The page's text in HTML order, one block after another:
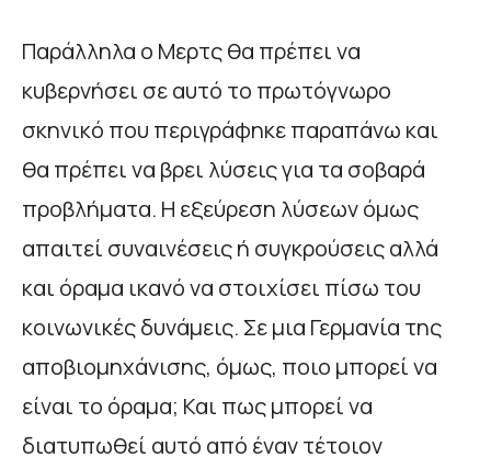
Παράλληλα ο Μερτς θα πρέπει να
κυβερνήσει σε αυτό το πρωτόγνωρο
σκηνικό που περιγράφηκε παραπάνω και
θα πρέπει να βρει λύσεις για τα σοβαρά
προβλήματα. Η εξεύρεση λύσεων όμως
απαιτεί συναινέσεις ή συγκρούσεις αλλά
και όραμα ικανό να στοιχίσει πίσω του
κοινωνικές δυνάμεις. Σε μια Γερμανία της
αποβιομηχάνισης, όμως, ποιο μπορεί να
είναι το όραμα; Και πως μπορεί να
διατυπωθεί αυτό από έναν τέτοιον